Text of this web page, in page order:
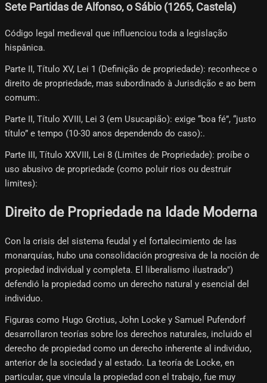
Sete Partidas de Alfonso, o Sábio (1265, Castela)
Código legal medieval que influenciou toda a legislação
hispânica.
Parte II, Título XV, Lei 1 (Definição de propriedade): reconhece o
direito de propriedade, mas subordinado à Jurisdição e ao bem
comum:.
Parte II, Título XVIII, Lei 3 (em Usucapião): exige “boa fé”, “justo
título” e tempo (10-30 anos dependendo do caso):.
Parte III, Título XXVIII, Lei 8 (Limites de Propriedade): proíbe o
uso abusivo de propriedade (como poluir rios ou destruir
limites):
Direito de Propriedade na Idade Moderna
Con la crisis del sistema feudal y el fortalecimiento de las
monarquías, hubo una consolidación progresiva de la noción de
propiedad individual y completa. El liberalismo ilustrado")
defendió la propiedad como un derecho natural y esencial del
individuo.
Figuras como Hugo Grotius, John Locke y Samuel Pufendorf
desarrollaron teorías sobre los derechos naturales, incluido el
derecho de propiedad como un derecho inherente al individuo,
anterior de la sociedad y al estado. La teoría de Locke, en
particular, que vincula la propiedad con el trabajo, fue muy